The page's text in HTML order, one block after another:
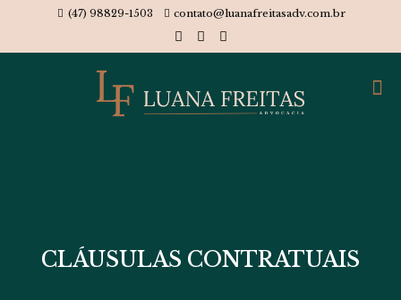
(47) 98829-1503 contato@luanafreitasadv.com.br
CLÁUSULAS CONTRATUAIS